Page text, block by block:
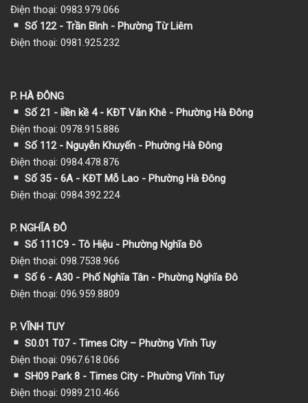
Điện thoại: 0983.979.066
Số 122 - Trần Bình - Phường Từ Liêm
Điện thoại: 0981.925.232
P. HÀ ĐÔNG
Số 21 - liền kề 4 - KĐT Văn Khê - Phường Hà Đông
Điện thoại: 0978.915.886
Số 112 - Nguyễn Khuyến - Phường Hà Đông
Điện thoại: 0984.478.876
Số 35 - 6A - KĐT Mỗ Lao - Phường Hà Đông
Điện thoại: 0984.392.224
P. NGHĨA ĐÔ
Số 111C9 - Tô Hiệu - Phường Nghĩa Đô
Điện thoại: 098.7538.966
Số 6 - A30 - Phố Nghĩa Tân - Phường Nghĩa Đô
Điện thoại: 096.959.8809
P. VĨNH TUY
S0.01 T07 - Times City – Phường Vĩnh Tuy
Điện thoại: 0967.618.066
SH09 Park 8 - Times City - Phường Vĩnh Tuy
Điện thoại: 0989.210.466